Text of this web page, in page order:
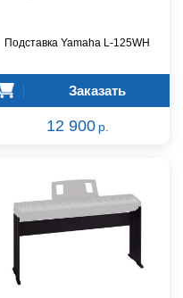
Подставка Yamaha L-125WH
Заказать
12 900 р.